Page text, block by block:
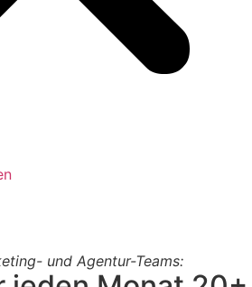
und Agentur-Teams: